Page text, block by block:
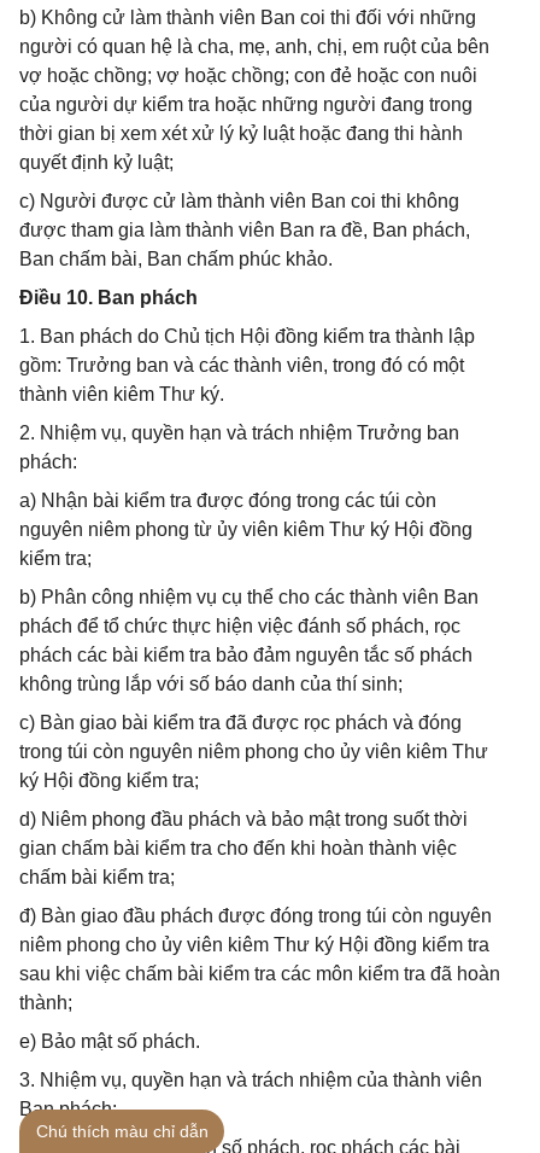
b) Không cử làm thành viên Ban coi thi đối với những
người có quan hệ là cha, mẹ, anh, chị, em ruột của bên
vợ hoặc chồng; vợ hoặc chồng; con đẻ hoặc con nuôi
của người dự kiểm tra hoặc những người đang trong
thời gian bị xem xét xử lý kỷ luật hoặc đang thi hành
quyết định kỷ luật;
c) Người được cử làm thành viên Ban coi thi không
được tham gia làm thành viên Ban ra đề, Ban phách,
Ban chấm bài, Ban chấm phúc khảo.
Điều 10. Ban phách
1. Ban phách do Chủ tịch Hội đồng kiểm tra thành lập
gồm: Trưởng ban và các thành viên, trong đó có một
thành viên kiêm Thư ký.
2. Nhiệm vụ, quyền hạn và trách nhiệm Trưởng ban
phách:
a) Nhận bài kiểm tra được đóng trong các túi còn
nguyên niêm phong từ ủy viên kiêm Thư ký Hội đồng
kiểm tra;
b) Phân công nhiệm vụ cụ thể cho các thành viên Ban
phách để tổ chức thực hiện việc đánh số phách, rọc
phách các bài kiểm tra bảo đảm nguyên tắc số phách
không trùng lắp với số báo danh của thí sinh;
c) Bàn giao bài kiểm tra đã được rọc phách và đóng
trong túi còn nguyên niêm phong cho ủy viên kiêm Thư
ký Hội đồng kiểm tra;
d) Niêm phong đầu phách và bảo mật trong suốt thời
gian chấm bài kiểm tra cho đến khi hoàn thành việc
chấm bài kiểm tra;
đ) Bàn giao đầu phách được đóng trong túi còn nguyên
niêm phong cho ủy viên kiêm Thư ký Hội đồng kiểm tra
sau khi việc chấm bài kiểm tra các môn kiểm tra đã hoàn
thành;
e) Bảo mật số phách.
3. Nhiệm vụ, quyền hạn và trách nhiệm của thành viên
Ban phách:
a) Thực hiện việc đánh số phách, rọc phách các bài
Chú thích màu chỉ dẫn